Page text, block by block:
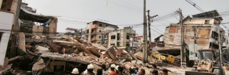
၅လမ်းနှင့် ၇၅ လမ်းဒေါင့်တွင် ဖွင့်လှစ်ထားသော ကရဝိတ် ကဖေး
ဆောက်အအုံမှာ လုံး၀ပြိုကျသွားခဲ့ကြောင်း၊ ယင်းသို့ ပြိုကျချိန်
င် စားသောက်သူများ၊ ဆိုင်ဝန်ထမ်းများ အပြင် မန္တလေးမြို့ကို
ခြုံရေးယူ ကင်းပတ်နေသော စစ်တပ်အရာရှိ ၁ ဦး နှင့် စစ်သား ၉
း စုစုပေါင်း စစ်သား ၁၀ ဦးပါ ပါဝင်သွားခဲ့ကြောင်း သိရှိရသည်။
ငလျင်လှုပ်ခတ်အပြီး မတ်လ ၂၈ ရက်နေ့ ညနေပိုင်းမှာ စစ်တပ်က
ားတွေ လာကြည့်ပါတယ်။ သူတို့ရဲ့ အရာရှိ ၁ ဦးနဲ့ စစ်သား ၉ ဦး